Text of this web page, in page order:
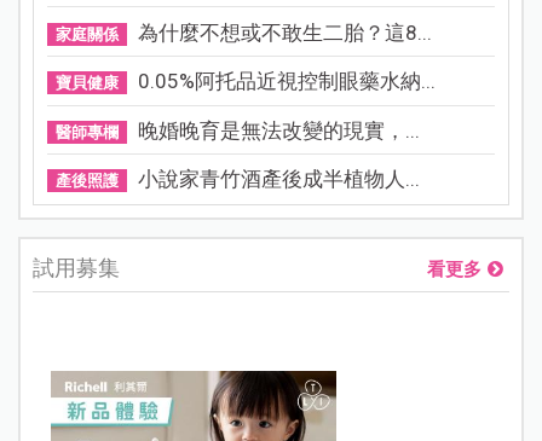
家庭關係 為什麼不想或不敢生二胎？這8...
寶貝健康 0.05%阿托品近視控制眼藥水納...
醫師專欄 晚婚晚育是無法改變的現實，...
產後照護 小說家青竹酒產後成半植物人...
試用募集 看更多